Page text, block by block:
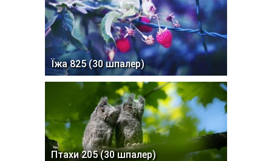
Їжа 825 (30 шпалер)
Птахи 205 (30 шпалер)